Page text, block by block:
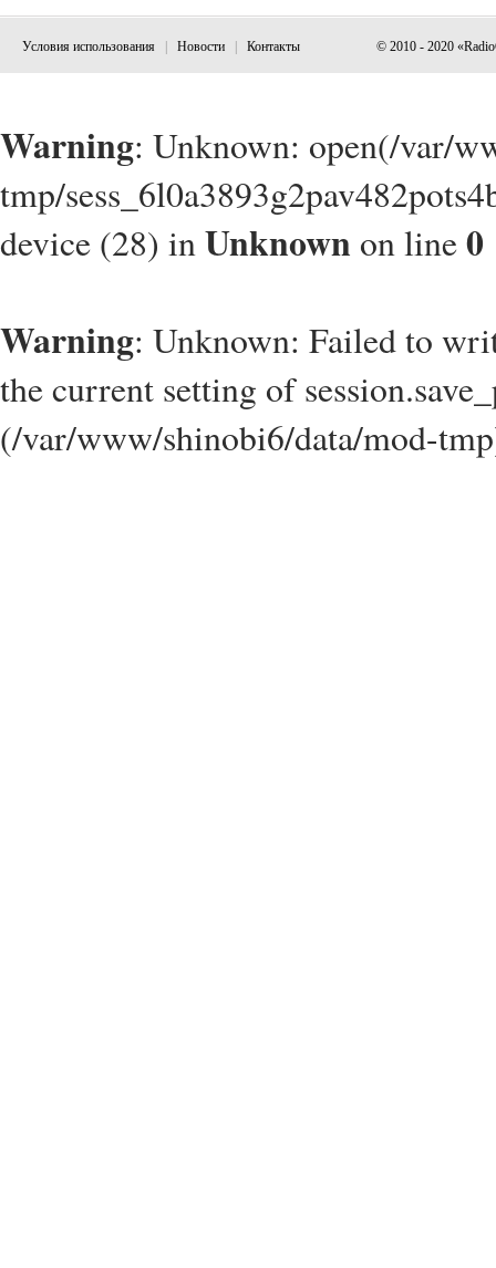
Условия использования Новости Контакты © 2010 - 2020
Warning: Unknown: open(/var/
tmp/
device (28) inUnknown on line0
Warning: Unknown: Failed to
the current setting of
(/var/www/shinobi6/data/mod-